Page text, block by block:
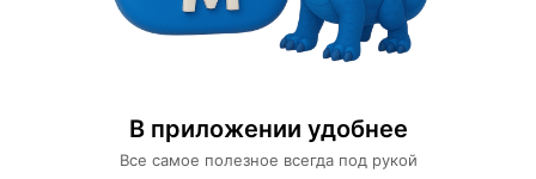
В приложении удобнее
Все самое полезное всегда под рукой
Освещение для дома
Потолочные светильники
Дизайнерский светильник 64*33 см led,
e14, железо, стекло